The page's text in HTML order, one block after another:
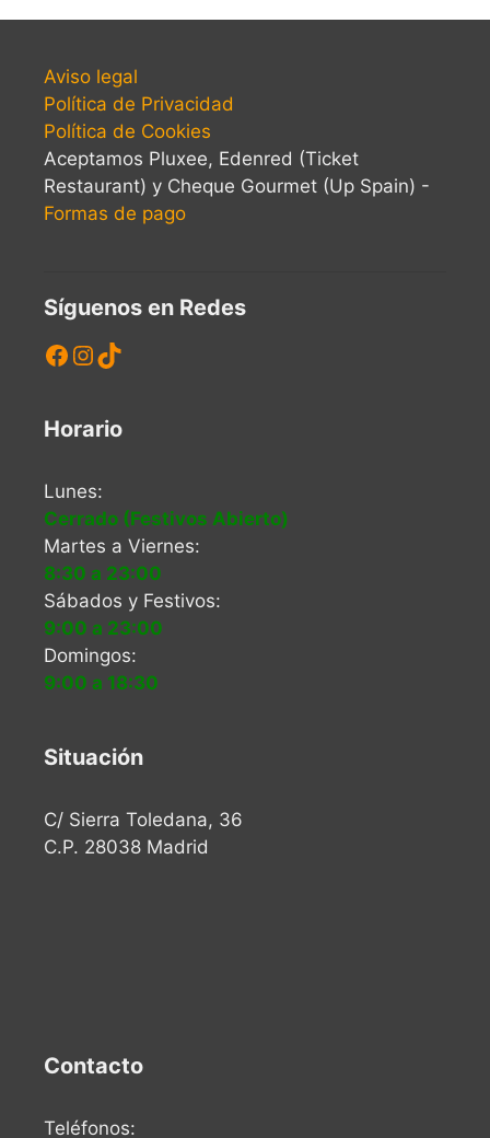
Aviso legal
Política de Privacidad
Política de Cookies
Aceptamos Pluxee, Edenred (Ticket
Restaurant) y Cheque Gourmet (Up Spain) -
Formas de pago
Síguenos en Redes
Facebook
Instagram
TikTok
Horario
Lunes:
Cerrado (Festivos Abierto)
Martes a Viernes:
8:30 a 23:00
Sábados y Festivos:
9:00 a 23:00
Domingos:
9:00 a 18:30
Situación
C/ Sierra Toledana, 36
C.P. 28038 Madrid
Contacto
Teléfonos: